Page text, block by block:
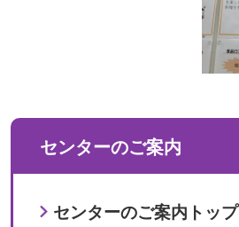
センターのご案内
センターのご案内トップ